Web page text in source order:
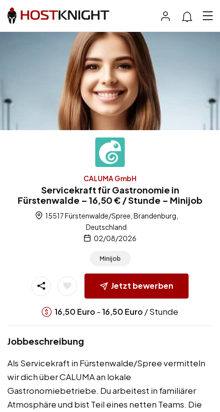
CALUMA GmbH
Servicekraft für Gastronomie in
Fürstenwalde – 16,50 € / Stunde – Minijob
15517 Fürstenwalde/Spree, Brandenburg,
Deutschland
02/08/2026
Minijob
Jetzt bewerben
16,50 Euro -16,50 Euro / Stunde
Jobbeschreibung
Als Servicekraft in Fürstenwalde/Spree vermitteln
wir dich über CALUMA an lokale
Gastronomiebetriebe. Du arbeitest in familiärer
Atmosphäre und bist Teil eines netten Teams. Die